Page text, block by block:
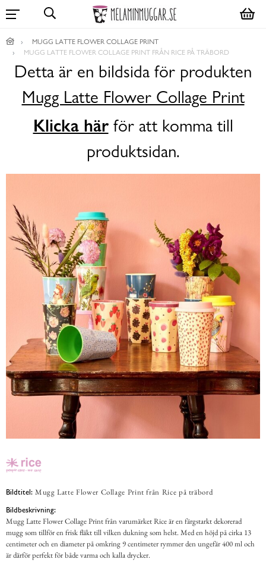
MUGG LATTE FLOWER COLLAGE PRINT
MUGG LATTE FLOWER COLLAGE PRINT FRÅN RICE PÅ TRÄBORD
Detta är en bildsida för produkten
Mugg Latte Flower Collage Print
Klicka härför att komma till
produktsidan.
Bildtitel: Mugg Latte Flower Collage Print från Rice på träbord
Bildbeskrivning:
Mugg Latte Flower Collage Print från varumärket Rice är en färgstarkt dekorerad
mugg som tillför en frisk fläkt till vilken dukning som helst. Med en höjd på cirka 13
centimeter och en diameter på omkring 9 centimeter rymmer den ungefär 400 ml och
är därför perfekt för både varma och kalla drycker.